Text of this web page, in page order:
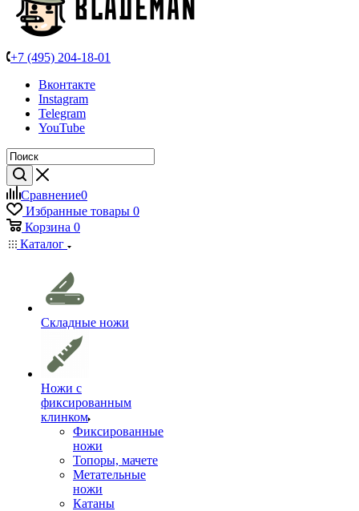
+7 (495) 204-18-01
Вконтакте
Instagram
Telegram
YouTube
Сравнение0
Избранные товары 0
Корзина 0
Каталог
Складные ножи
Ножи с
фиксированным
клинком
Фиксированные
ножи
Топоры, мачете
Метательные
ножи
Катаны